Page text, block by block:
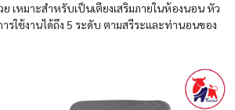
เหมาะสำหรับเป็นเตียงเสริมภายในห้องนอน หัว
รใช้งานได้ถึง 5 ระดับ ตามสรีระและท่านอนของ